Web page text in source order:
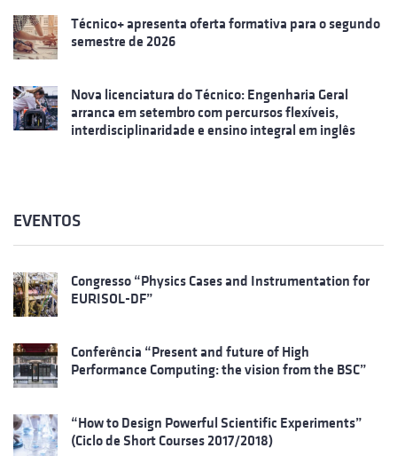
Técnico+ apresenta oferta formativa para o segundo
semestre de 2026
Nova licenciatura do Técnico: Engenharia Geral
arranca em setembro com percursos flexíveis,
interdisciplinaridade e ensino integral em inglês
EVENTOS
Congresso “Physics Cases and Instrumentation for
EURISOL-DF”
Conferência “Present and future of High
Performance Computing: the vision from the BSC”
“How to Design Powerful Scientific Experiments”
(Ciclo de Short Courses 2017/2018)